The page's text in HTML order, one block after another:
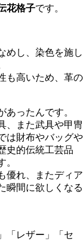
花格子です。
めし、染色を施し
も高いため、革の
あったんです。
、また武具や甲冑
は財布やバッグや
史的伝統工芸品
。
優れ、またディア
瞬間に欲しくなる
「レザー」「セ